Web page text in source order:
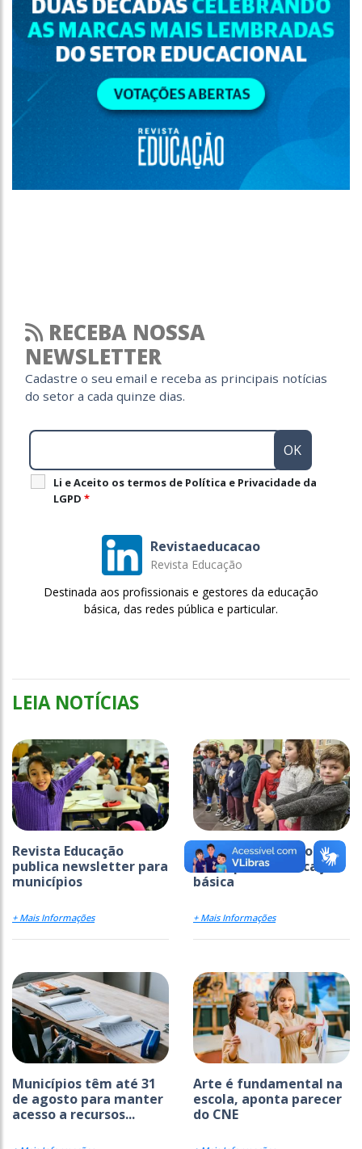
RECEBA NOSSA
NEWSLETTER
Cadastre o seu email e receba as principais notícias
do setor a cada quinze dias.
Li e Aceito os termos de Política e Privacidade da
LGPD *
Revistaeducacao
Revista Educação
Destinada aos profissionais e gestores da educação
básica, das redes pública e particular.
LEIA NOTÍCIAS
Revista Educação
publica newsletter para
municípios
+ Mais Informações
Ideb avança em todas
as etapas da educação
básica
+ Mais Informações
Municípios têm até 31
de agosto para manter
acesso a recursos...
Arte é fundamental na
escola, aponta parecer
do CNE